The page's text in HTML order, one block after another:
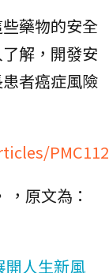
藥物的安全
解，開發安
者癌症風險
，原文為：
開人生新風